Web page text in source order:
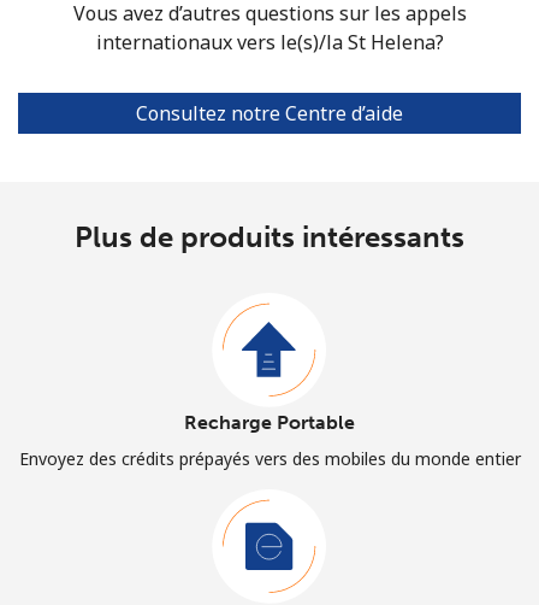
Vous avez d’autres questions sur les appels
internationaux vers le(s)/la St Helena?
Consultez notre Centre d’aide
Plus de produits intéressants
Recharge Portable
Envoyez des crédits prépayés vers des mobiles du monde entier